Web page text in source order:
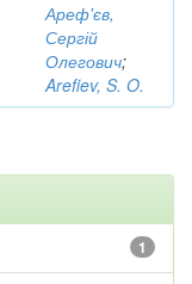
Ареф'єв,
Сергій
Олегович;
Arefiev, S. O.
1